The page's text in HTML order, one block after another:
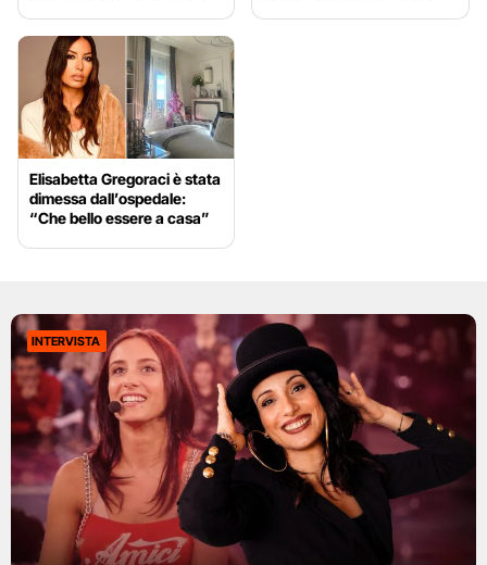
Elisabetta Gregoraci è stata
dimessa dall’ospedale:
“Che bello essere a casa”
INTERVISTA